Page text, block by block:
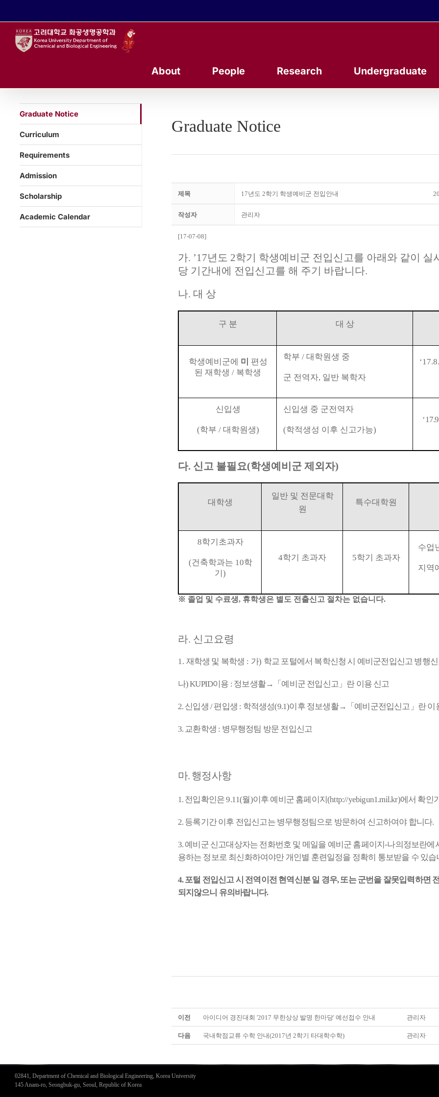
About People Research Undergraduate
Graduate Notice
제목 17년도 2학기 학생예비군 전입안내
작성자 관리자
[17-07-08]
가. ’17년도 2학기 학생예비군 전입신고를 아래와 같이 실
당 기간내에 전입신고를 해 주기 바랍니다.
나. 대 상
구 분 대 상
학생예비군에 미
편성
된 재학생/ 복학생
학부 / 대학원생 중
군 전역자, 일반 복학자
신입생
(학부 / 대학원생)
신입생 중 군전역자
(학적생성 이후 신고가능)
다. 신고 불필요(학생예비군 제외자)
대학생
일반 및 전문대학
원
특수대학원
8학기초과자
(건축학과는 10학
기)
4학기 초과자 5학기 초과자
수업
지역
※ 졸업 및 수료생, 휴학생은 별도 전출신고 절차는 없습니다.
라. 신고요령
1. 재학생 및 복학생 : 가) 학교 포털에서 복학신청 시 예비군전입신고 병행
나) KUPID이용 : 정보생활→「 예비군 전입신고 」 란 이용 신고
2. 신입생/편입생 : 학적생성(9.1)이후 정보생활→「 예비군전입신고 」 란 이
3. 교환학생 : 병무행정팀 방문 전입신고
마. 행정사항
1. 전입확인은9.11(월)이후 예비군 홈페이지(http://yebigun1.mil.kr)에서 확인
2. 등록기간 이후 전입신고는 병무행정팀으로 방문하여 신고하여야 합니다.
3. 예비군 신고대상자는 전화번호 및 메일을 예비군 홈페이지-나의정보란에
용하는 정보로 최신화하여야만 개인별 훈련일정을 정확히 통보받을 수 있습
4.포털 전입신고 시 전역이전 현역신분 일 경우,또는 군번을 잘못입력하면
되지않으니 유의바랍니다.
이전 아이디어 경진대회 '2017 무한상상 발명 한마당' 예선접수 안내 관리자
다음 국내학점교류 수학 안내(2017년 2학기 타대학수학) 관리자
Graduate Notice
Curriculum
Requirements
Admission
Scholarship
Academic Calendar
02841, Department of Chemical and Biological Engineering, Korea University
145 Anam-ro, Seongbuk-gu, Seoul, Republic of Korea